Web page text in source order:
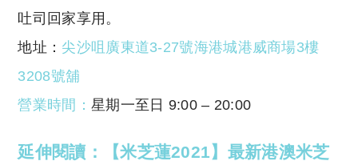
吐司回家享用。
地址： 尖沙咀廣東道3-27號海港城港威商場3樓
3208號舖
營業時間： 星期一至日 9:00 – 20:00
延伸閱讀：【米芝蓮2021】最新港澳米芝